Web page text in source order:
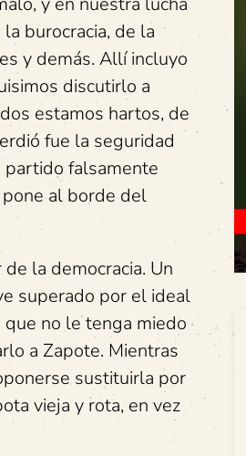
burocracia, de la
y demás. Allí incluyo
discutirlo a
estamos hartos, de
fue la seguridad
partido falsamente
al borde del
la democracia. Un
superado por el ideal
no le tenga miedo
a Zapote. Mientras
sustituirla por
vieja y rota, en vez